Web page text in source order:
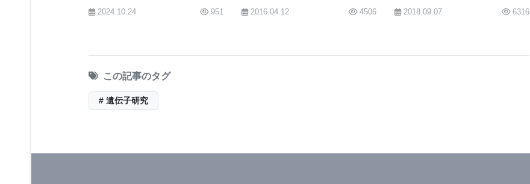
■原著へのリンクは英語版をご覧ください：
Exome Sequencing of Health Condition
2024.10.24 951 2016.04.12 4506 2018.09.07 6316
この記事のタグ
# 遺伝子研究